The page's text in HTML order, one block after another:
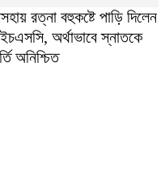
রত্না বহুকষ্টে পাড়ি দিলেন
অর্থাভাবে স্নাতকে
অনিশ্চিত